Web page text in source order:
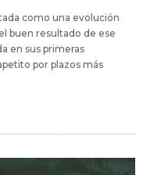
como una evolución
buen resultado de ese
en sus primeras
por plazos más